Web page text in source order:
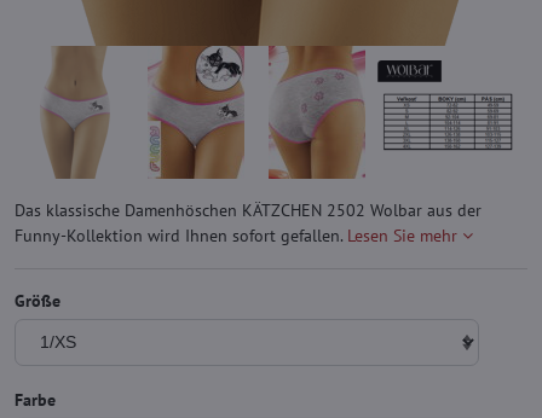
Das klassische Damenhöschen KÄTZCHEN 2502 Wolbar aus der
Funny-Kollektion wird Ihnen sofort gefallen. Lesen Sie mehr
Größe
Farbe